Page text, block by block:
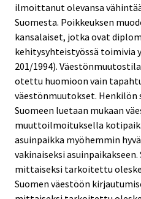
ilmoittanut olevansa
Suomesta. Poikkeuksen
kansalaiset, jotka ovat
kehitysyhteistyössä toimivia
201/1994).
otettu huomioon vain
väestönmuutokset.
Suomeen luetaan mukaan
muuttoilmoituksella
asuinpaikka myöhemmin
vakinaiseksi
mittaiseksi tarkoitettu
Suomen väestöön